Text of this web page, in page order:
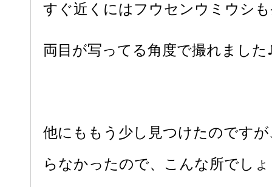
すぐ近くにはフウセンウミウシ
両目が写ってる角度で撮れました
他にももう少し見つけたのです
らなかったので、こんな所でし